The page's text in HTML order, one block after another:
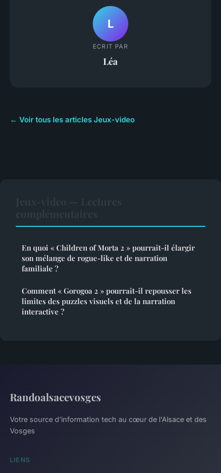
L
ECRIT PAR
Léa
← Voir tous les articles Jeux-video
En quoi « Children of Morta 2 » pourrait-il élargir
son mélange de rogue-like et de narration
familiale ?
Comment « Gorogoa 2 » pourrait-il repousser les
limites des puzzles visuels et de la narration
interactive ?
Randoalsacevosges
Votre source d'information tech au cœur de l'Alsace et des
Vosges
LIENS